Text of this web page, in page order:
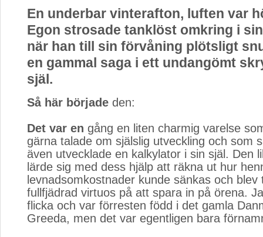
En underbar vinterafton, luften var
Egon strosade tanklöst omkring i
när han till sin förvåning plötsligt
en gammal saga i ett undangömt
själ.
Så här började den:
Det var en gång en liten charmig varelse
gärna talade om själslig utveckling och som
även utvecklade en kalkylator i sin själ. Den
lärde sig med dess hjälp att räkna ut hur
levnadsomkostnader kunde sänkas och blev
fullfjädrad virtuos på att spara in på örena.
flicka och var förresten född i det gamla
Greeda, men det var egentligen bara